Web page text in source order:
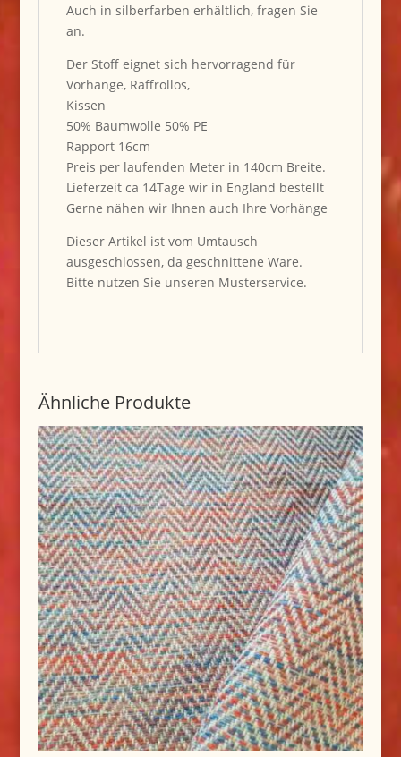
Auch in silberfarben erhältlich, fragen Sie
an.
Der Stoff eignet sich hervorragend für
Vorhänge, Raffrollos,
Kissen
50% Baumwolle 50% PE
Rapport 16cm
Preis per laufenden Meter in 140cm Breite.
Lieferzeit ca 14Tage wir in England bestellt
Gerne nähen wir Ihnen auch Ihre Vorhänge
Dieser Artikel ist vom Umtausch
ausgeschlossen, da geschnittene Ware.
Bitte nutzen Sie unseren Musterservice.
Ähnliche Produkte